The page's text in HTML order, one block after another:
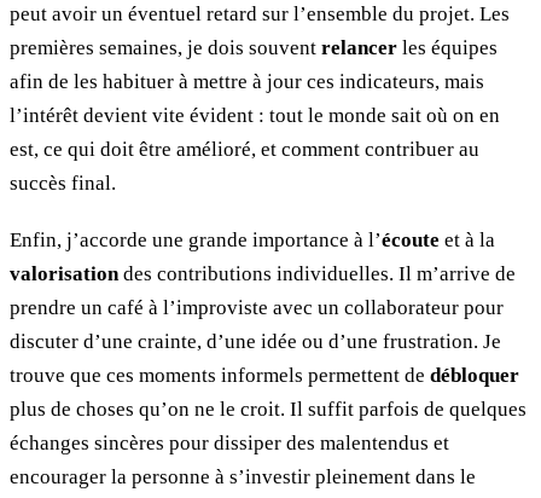
peut avoir un éventuel retard sur l’ensemble du projet. Les
premières semaines, je dois souvent relancer les équipes
afin de les habituer à mettre à jour ces indicateurs, mais
l’intérêt devient vite évident : tout le monde sait où on en
est, ce qui doit être amélioré, et comment contribuer au
succès final.
Enfin, j’accorde une grande importance à l’écoute et à la
valorisationdes contributions individuelles. Il m’arrive de
prendre un café à l’improviste avec un collaborateur pour
discuter d’une crainte, d’une idée ou d’une frustration. Je
trouve que ces moments informels permettent de débloquer
plus de choses qu’on ne le croit. Il suffit parfois de quelques
échanges sincères pour dissiper des malentendus et
encourager la personne à s’investir pleinement dans le